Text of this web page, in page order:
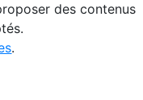
des contenus
.